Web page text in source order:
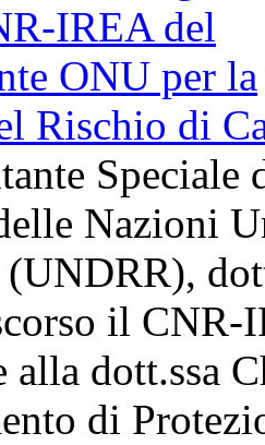
Speciale
Nazioni
il CNR-
dott.ssa
di